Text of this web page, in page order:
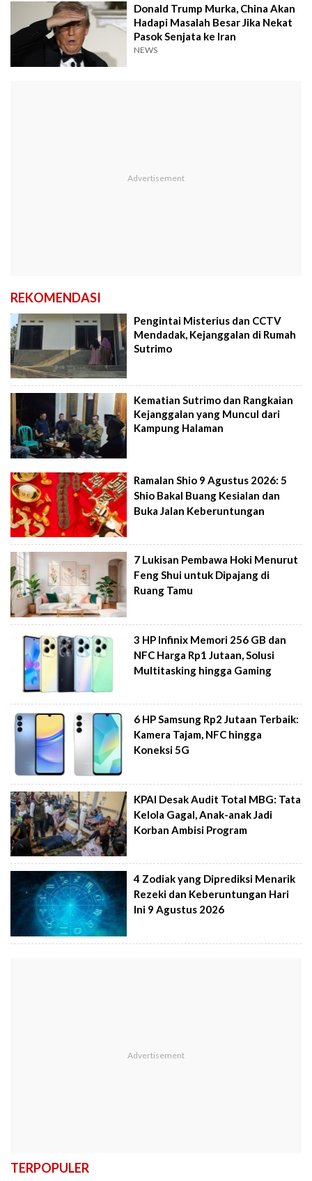
Donald Trump Murka, China Akan
Hadapi Masalah Besar Jika Nekat
Pasok Senjata ke Iran
NEWS
REKOMENDASI
Pengintai Misterius dan CCTV
Mendadak, Kejanggalan di Rumah
Sutrimo
Kematian Sutrimo dan Rangkaian
Kejanggalan yang Muncul dari
Kampung Halaman
Ramalan Shio 9 Agustus 2026: 5
Shio Bakal Buang Kesialan dan
Buka Jalan Keberuntungan
7 Lukisan Pembawa Hoki Menurut
Feng Shui untuk Dipajang di
Ruang Tamu
3 HP Infinix Memori 256 GB dan
NFC Harga Rp1 Jutaan, Solusi
Multitasking hingga Gaming
6 HP Samsung Rp2 Jutaan Terbaik:
Kamera Tajam, NFC hingga
Koneksi 5G
KPAI Desak Audit Total MBG: Tata
Kelola Gagal, Anak-anak Jadi
Korban Ambisi Program
4 Zodiak yang Diprediksi Menarik
Rezeki dan Keberuntungan Hari
Ini 9 Agustus 2026
TERPOPULER